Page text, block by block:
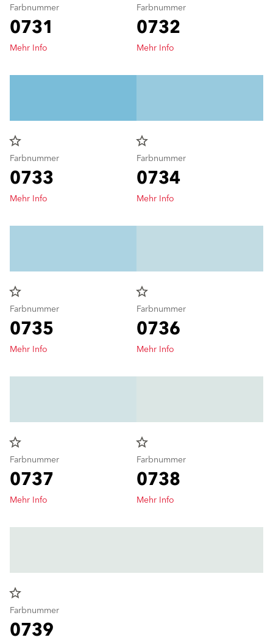
Farbnummer
0731
Mehr Info
Farbnummer
0732
Mehr Info
star_border
Farbnummer
0733
Mehr Info
star_border
Farbnummer
0734
Mehr Info
star_border
Farbnummer
0735
Mehr Info
star_border
Farbnummer
0736
Mehr Info
star_border
Farbnummer
0737
Mehr Info
star_border
Farbnummer
0738
Mehr Info
star_border
Farbnummer
0739